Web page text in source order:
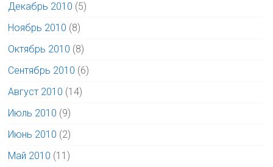
Декабрь 2010 (5)
Ноябрь 2010 (8)
Октябрь 2010 (8)
Сентябрь 2010 (6)
Август 2010 (14)
Июль 2010 (9)
Июнь 2010 (2)
Май 2010 (11)